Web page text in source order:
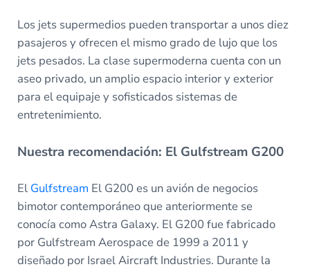
Los jets supermedios pueden transportar a unos diez
pasajeros y ofrecen el mismo grado de lujo que los
jets pesados. La clase supermoderna cuenta con un
aseo privado, un amplio espacio interior y exterior
para el equipaje y sofisticados sistemas de
entretenimiento.
Nuestra recomendación: El Gulfstream G200
El Gulfstream El G200 es un avión de negocios
bimotor contemporáneo que anteriormente se
conocía como Astra Galaxy. El G200 fue fabricado
por Gulfstream Aerospace de 1999 a 2011 y
diseñado por Israel Aircraft Industries. Durante la